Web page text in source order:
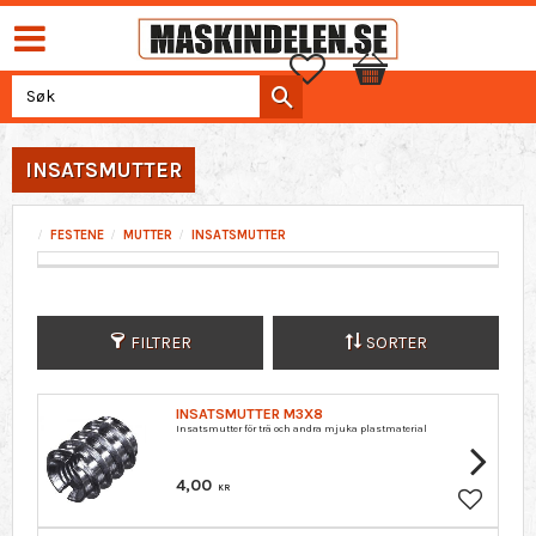
Favoritter
Handlekurv
INSATSMUTTER
FESTENE MUTTER INSATSMUTTER
FILTRER SORTER
INSATSMUTTER M3X8
Insatsmutter för trä och andra mjuka plastmaterial
4,00 KR
Lagre